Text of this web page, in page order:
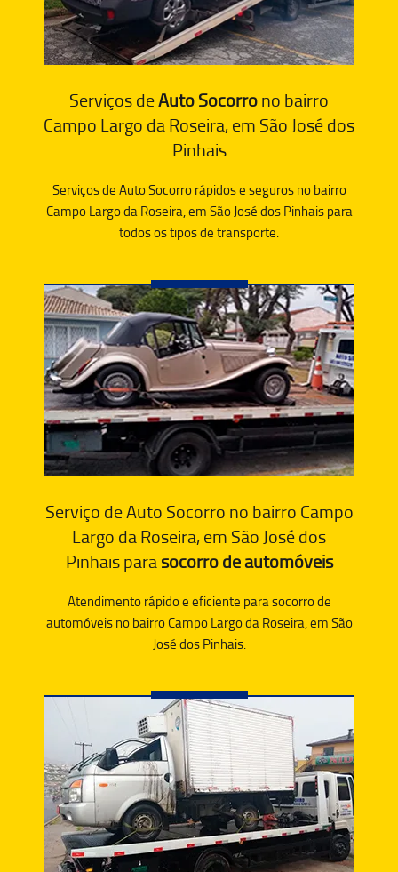
Serviços deAuto Socorrono bairro
Campo Largo da Roseira, em São José dos
Pinhais
Serviços de Auto Socorro rápidos e seguros no bairro
Campo Largo da Roseira, em São José dos Pinhais para
todos os tipos de transporte.
Serviço de Auto Socorro no bairro Campo
Largo da Roseira, em São José dos
Pinhais parasocorro de automóveis
Atendimento rápido e eficiente para socorro de
automóveis no bairro Campo Largo da Roseira, em São
José dos Pinhais.